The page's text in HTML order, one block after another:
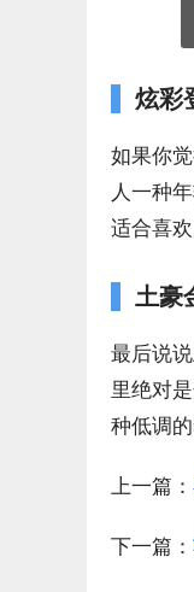
炫彩
如果你
人一种
适合喜
土豪
最后说
里绝对
种低调
上一篇：
下一篇：